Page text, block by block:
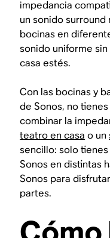
impedancia
un sonido surround
bocinas en
sonido uniforme
casa estés.
Con las bocinas y
de Sonos, no
combinar la
teatro en casa o un
sencillo: solo
Sonos en distintas
Sonos para
partes.